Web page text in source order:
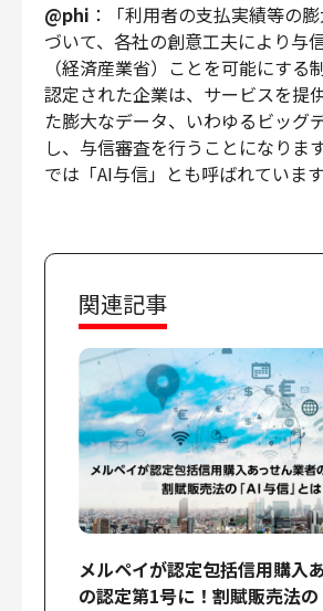
@phi ：「利用者の支払実績等の
づいて、各社の創意工夫により与
（経済産業省）ことを可能にする
認定された企業は、サービスを提
た膨大なデータ、いわゆるビッグ
し、与信審査を行うことになりま
では「AI与信」とも呼ばれています
関連記事
メルペイが認定包括信用購入
の認定第1号に！割賦販売法の